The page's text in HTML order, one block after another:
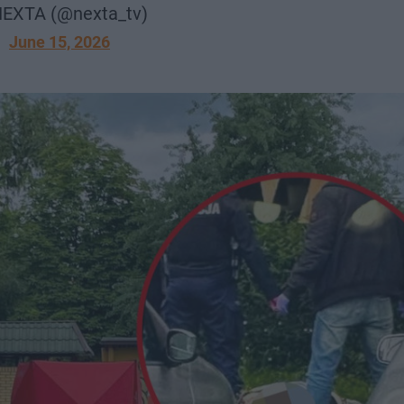
(@nexta_tv)
June 15, 2026